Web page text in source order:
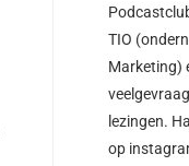
TIO
Marketing)
lezingen.
op